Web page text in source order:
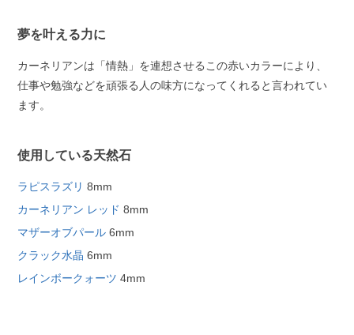
夢を叶える力に
カーネリアンは「情熱」を連想させるこの赤いカラーにより、
仕事や勉強などを頑張る人の味方になってくれると言われてい
ます。
使用している天然石
ラピスラズリ 8mm
カーネリアン レッド 8mm
マザーオブパール 6mm
クラック水晶 6mm
レインボークォーツ 4mm